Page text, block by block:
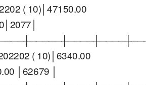
( 10)│47150.00
( 10)│6340.00
│62679 │